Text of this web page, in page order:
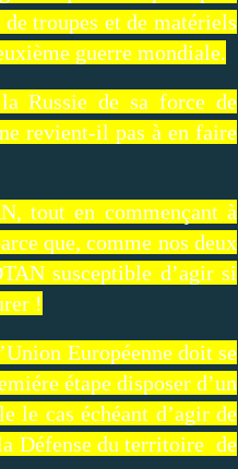
troupes et de matériels
guerre mondiale.
Russie de sa force de
revient-il pas à en faire
tout en commençant à
que, comme nos deux
susceptible d’agir si
!
Européenne doit se
étape disposer d’un
le cas échéant d’agir de
Défense du territoire de